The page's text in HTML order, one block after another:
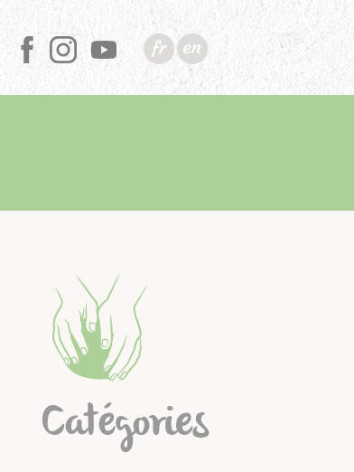
FB INSTA YT
Catégories